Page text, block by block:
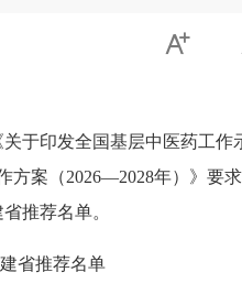

印发全国基层中医药工作
方案（2026—2028年）》要
省推荐名单。
推荐名单